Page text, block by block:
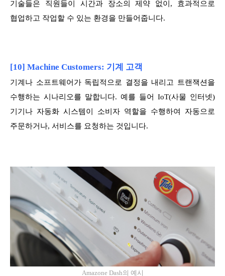
기술들은 직원들이 시간과 장소의 제약 없이, 효과적으로
협업하고 작업할 수 있는 환경을 만들어줍니다.
[10] Machine Customers: 기계 고객
기계나 소프트웨어가 독립적으로 결정을 내리고 트랜잭션을
수행하는 시나리오를 말합니다. 예를 들어 IoT(사물 인터넷)
기기나 자동화 시스템이 소비자 역할을 수행하여 자동으로
주문하거나, 서비스를 요청하는 것입니다.
Amazone Dash의 예시